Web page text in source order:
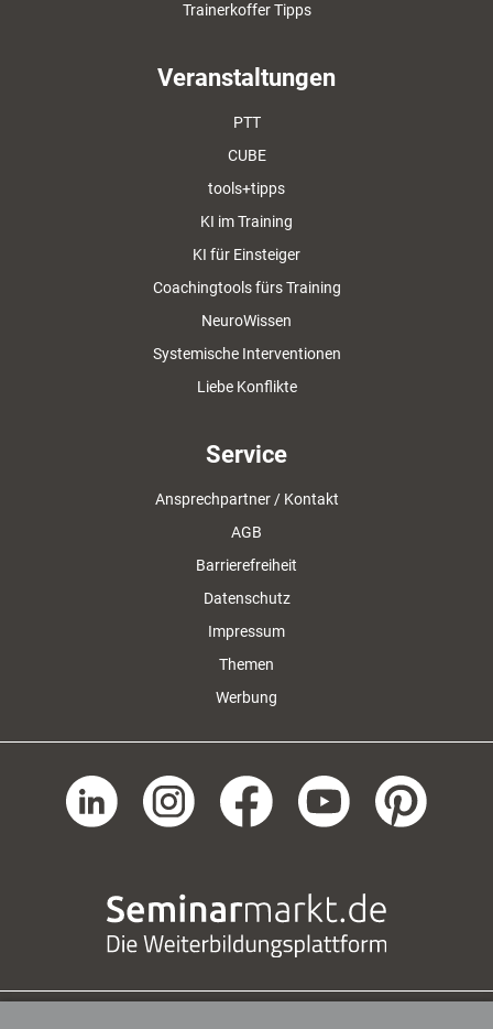
Trainerkoffer Tipps
Veranstaltungen
PTT
CUBE
tools+tipps
KI im Training
KI für Einsteiger
Coachingtools fürs Training
NeuroWissen
Systemische Interventionen
Liebe Konflikte
Service
Ansprechpartner / Kontakt
AGB
Barrierefreiheit
Datenschutz
Impressum
Themen
Werbung